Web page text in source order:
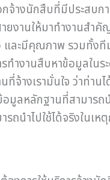
อกจ้างนักสืบที่มีประสบก
ยงานให้มาทำงานสำคั
และมีคุณภาพ รวมทั้ง
ทำงานสืบหาข้อมูลใน
ที่จ้างเรามั่นใจ ว่าท่าน
มูลหลักฐานที่สามารถน
รถนำไปใช้ได้จริงในเ